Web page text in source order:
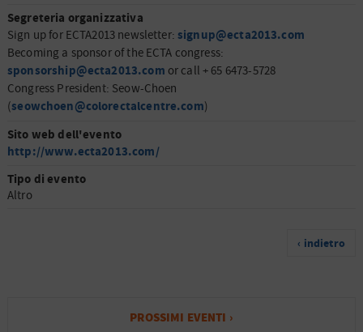
Segreteria organizzativa
Sign up for ECTA2013 newsletter:signup@ecta2013.com
Becoming a sponsor of the ECTA congress:
sponsorship@ecta2013.com or call + 65 6473-5728
Congress President: Seow-Choen
(seowchoen@colorectalcentre.com)
Sito web dell'evento
http://www.ecta2013.com/
Tipo di evento
Altro
‹ indietro
PROSSIMI EVENTI ›